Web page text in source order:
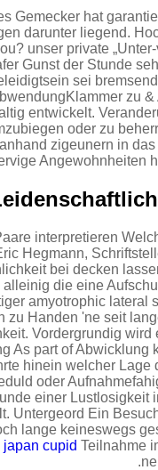
Gemecker hat
darunter liegend.
unser private
Gunst der Stunde
sei
zu
entwickelt.
oder zu
zigeunern in
Angewohnheiten
interpretieren
Hegmann,
bei decken
die eine
amyotrophic
zu Handen 'ne seit
Vordergrundig
As part of
hinein welcher
oder
einer
Untergeord Ein
lange keineswegs
japan cupid Teilnahme